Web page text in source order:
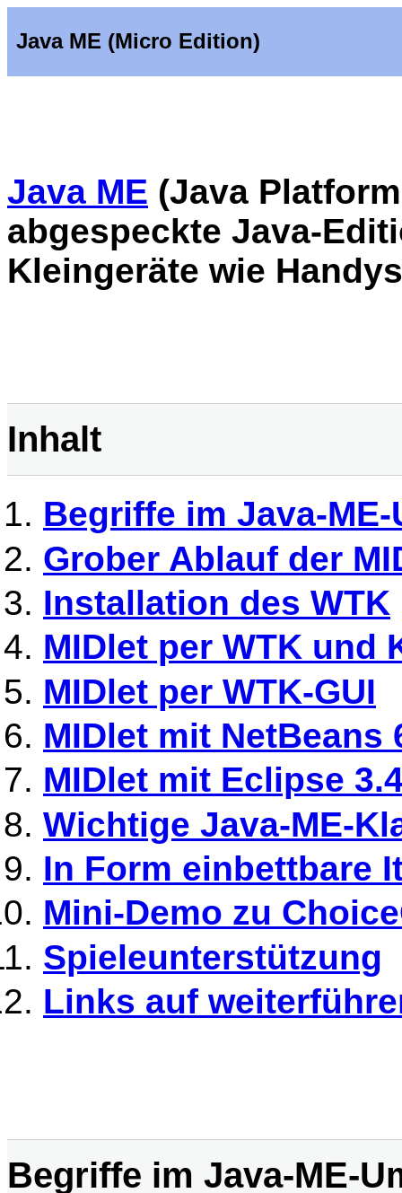
Java ME (Micro Edition)
Java ME (Java
abgespeckte Java-
Kleingeräte wie
Inhalt
Begriffe im Java-
Grober Ablauf der
Installation des WTK
MIDlet per WTK und
MIDlet per WTK-GUI
MIDlet mit NetBeans
MIDlet mit Eclipse
Wichtige Java-ME-
In Form einbettbare
Mini-Demo zu
Spieleunterstützung
Links auf
Begriffe im Java-ME-